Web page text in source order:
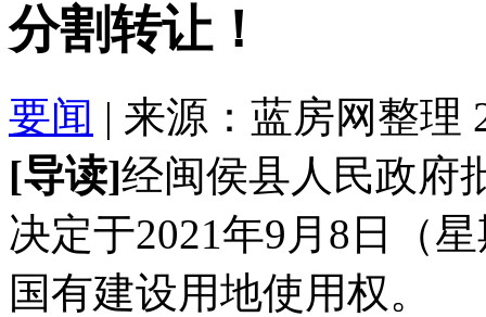
分割转让！
要闻 | 来源：蓝房网整理
[导读]经闽侯县人民政府
决定于2021年9月8日（
国有建设用地使用权。